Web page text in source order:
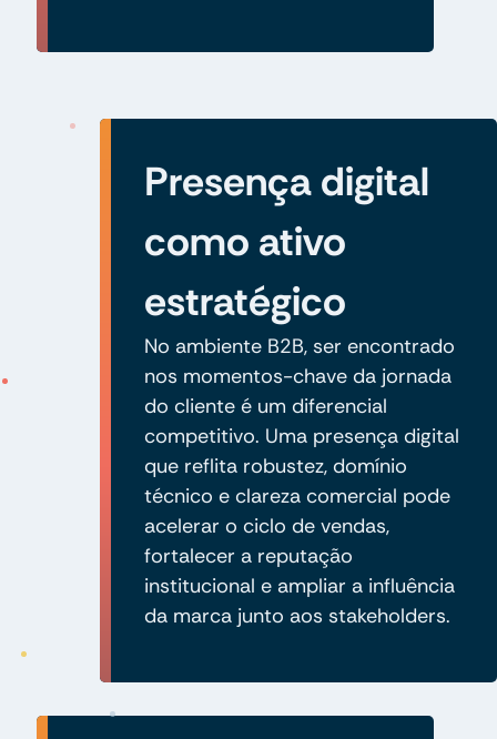
Presença digital
como ativo
estratégico
No ambiente B2B, ser encontrado
nos momentos-chave da jornada
do cliente é um diferencial
competitivo. Uma presença digital
que reflita robustez, domínio
técnico e clareza comercial pode
acelerar o ciclo de vendas,
fortalecer a reputação
institucional e ampliar a influência
da marca junto aos stakeholders.